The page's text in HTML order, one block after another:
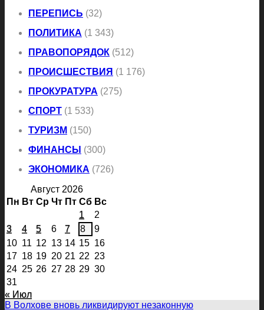
ПЕРЕПИСЬ (32)
ПОЛИТИКА (1 343)
ПРАВОПОРЯДОК (512)
ПРОИСШЕСТВИЯ (1 176)
ПРОКУРАТУРА (275)
СПОРТ (1 533)
ТУРИЗМ (150)
ФИНАНСЫ (300)
ЭКОНОМИКА (726)
Август 2026
Пн Вт Ср Чт Пт Сб Вс
1
2
3
4 5 6 7 8
9
10 11 12 13 14 15 16
17 18 19 20 21 22 23
24 25 26 27 28 29 30
31
« Июл
В Волхове вновь ликвидируют незаконную